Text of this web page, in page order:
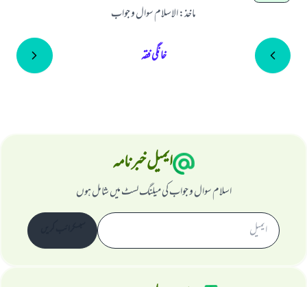
ماخذ:الاسلام سوال و جواب
خانگی فقہ
ایمیل خبرنامہ
اسلام سوال و جواب کی میلنگ لسٹ میں شامل ہوں